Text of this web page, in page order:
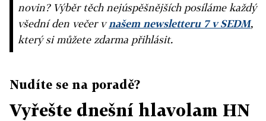
novin? Výběr těch nejúspěšnějších posíláme každý
všední den večer vnašem newsletteru 7 v SEDM,
který si můžete zdarma přihlásit.
Nudíte se na poradě?
Vyřešte dnešní hlavolam HN